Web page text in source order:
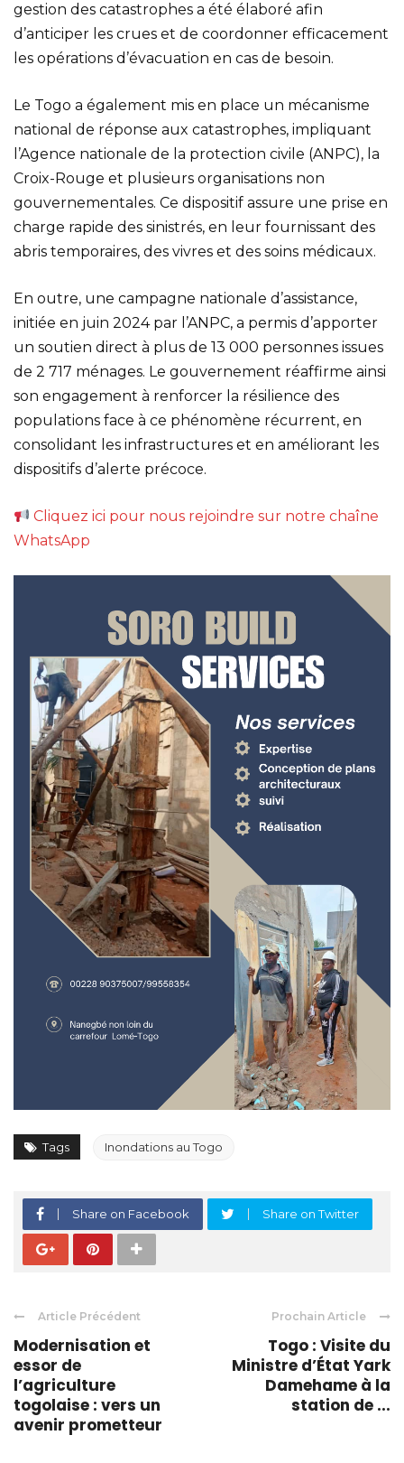
gestion des catastrophes a été élaboré afin
d’anticiper les crues et de coordonner efficacement
les opérations d’évacuation en cas de besoin.
Le Togo a également mis en place un mécanisme
national de réponse aux catastrophes, impliquant
l’Agence nationale de la protection civile (ANPC), la
Croix-Rouge et plusieurs organisations non
gouvernementales. Ce dispositif assure une prise en
charge rapide des sinistrés, en leur fournissant des
abris temporaires, des vivres et des soins médicaux.
En outre, une campagne nationale d’assistance,
initiée en juin 2024 par l’ANPC, a permis d’apporter
un soutien direct à plus de 13 000 personnes issues
de 2 717 ménages. Le gouvernement réaffirme ainsi
son engagement à renforcer la résilience des
populations face à ce phénomène récurrent, en
consolidant les infrastructures et en améliorant les
dispositifs d’alerte précoce.
Cliquez ici pour nous rejoindre sur notre chaîne
WhatsApp
Tags Inondations au Togo
Share on Facebook Share on Twitter
Article Précédent
Modernisation et
essor de
l’agriculture
togolaise : vers un
avenir prometteur
Prochain Article
Togo : Visite du
Ministre d’État Yark
Damehame à la
station de ...